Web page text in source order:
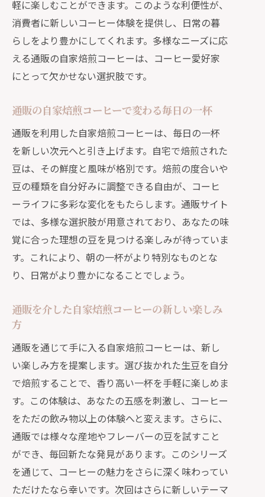
通販の新鮮なコーヒー豆で楽しむ特別
な時間
通販を利用した新鮮な豆の選び方
通販で手に入る新鮮な豆の魅力
ーライフを一新
通販を活用したコーヒーライフのリニ
ューアル
通販で一新する自家焙煎コーヒーの楽
しみ方
あなたのコーヒーライフを変える通販
の力
通販の自家焙煎コーヒーでコーヒーラ
イフを刷新
通販を通じて新たなコーヒーライフを
通販がもたらすコーヒーライフの新し
香ばしい香りに包まれる通販の自家焙煎コ
ーヒーの楽しみ方
香ばしい香りが魅力の通販コーヒー
自宅で楽しむ香ばしい通販コーヒーの
淹れ方
通販で手に入れる香ばしい一杯の魅力
香ばしい香りを楽しむ通販コーヒーの
選び方
軽に楽しむことができます。このような利便性が、
消費者に新しいコーヒー体験を提供し、日常の暮
らしをより豊かにしてくれます。多様なニーズに応
える通販の自家焙煎コーヒーは、コーヒー愛好家
にとって欠かせない選択肢です。
通販の自家焙煎コーヒーで変わる毎日の一杯
通販を利用した自家焙煎コーヒーは、毎日の一杯
を新しい次元へと引き上げます。自宅で焙煎された
豆は、その鮮度と風味が格別です。焙煎の度合いや
豆の種類を自分好みに調整できる自由が、コーヒ
ーライフに多彩な変化をもたらします。通販サイト
では、多様な選択肢が用意されており、あなたの味
覚に合った理想の豆を見つける楽しみが待っていま
す。これにより、朝の一杯がより特別なものとな
り、日常がより豊かになることでしょう。
通販を介した自家焙煎コーヒーの新しい楽しみ
方
通販を通じて手に入る自家焙煎コーヒーは、新し
い楽しみ方を提案します。選び抜かれた生豆を自分
で焙煎することで、香り高い一杯を手軽に楽しめま
す。この体験は、あなたの五感を刺激し、コーヒー
をただの飲み物以上の体験へと変えます。さらに、
通販では様々な産地やフレーバーの豆を試すこと
ができ、毎回新たな発見があります。このシリーズ
を通じて、コーヒーの魅力をさらに深く味わってい
ただけたなら幸いです。次回はさらに新しいテーマ